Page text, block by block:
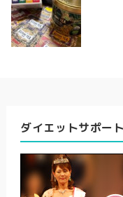
ダイエットサポー